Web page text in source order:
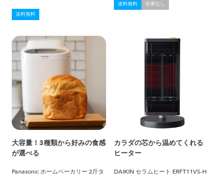
送料無料
送料無料 在庫なし
大容量！3種類から好みの食感
が選べる
Panasonic ホームベーカリー 2斤タ
カラダの芯から温めてくれる
ヒーター
DAIKIN セラムヒート ERFT11VS-H